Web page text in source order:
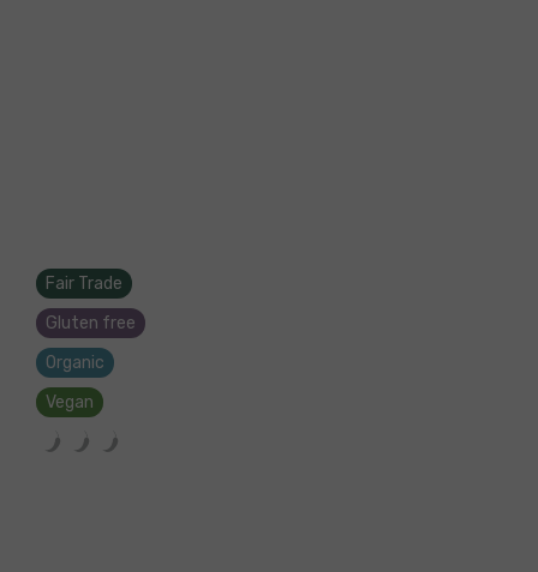
Fair Trade
Gluten free
Organic
Vegan